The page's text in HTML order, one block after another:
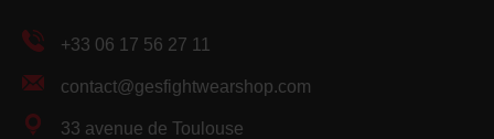
+33 06 17 56 27 11
contact@gesfightwearshop.com
33 avenue de Toulouse